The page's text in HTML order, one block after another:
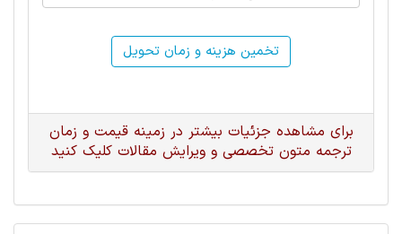
تخمین هزینه و زمان تحویل
برای مشاهده جزئیات بیشتر در زمینه قیمت و زمان
ترجمه متون تخصصی و ویرایش مقالات کلیک کنید